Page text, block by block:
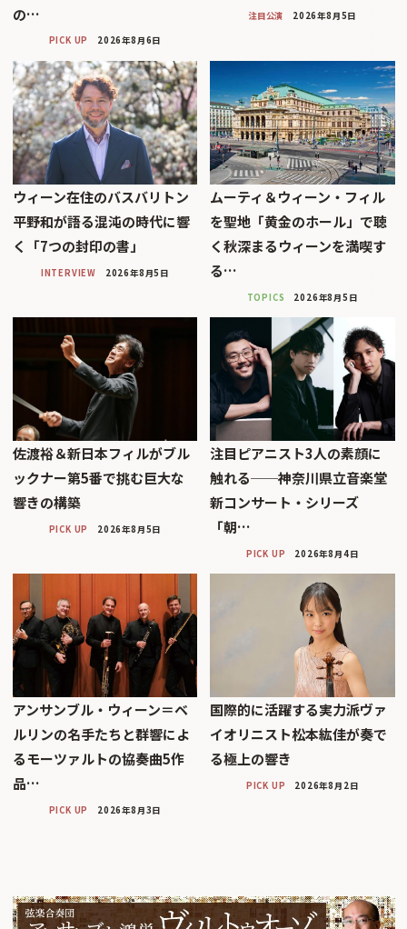
の…
PICK UP 2026年8月6日
注目公演 2026年8月5日
ウィーン在住のバスバリトン
平野和が語る混沌の時代に響
く「7つの封印の書」
INTERVIEW 2026年8月5日
ムーティ＆ウィーン・フィル
を聖地「黄金のホール」で聴
く秋深まるウィーンを満喫す
る…
TOPICS 2026年8月5日
佐渡裕＆新日本フィルがブル
ックナー第5番で挑む巨大な
響きの構築
PICK UP 2026年8月5日
注目ピアニスト3人の素顔に
触れる──神奈川県立音楽堂
新コンサート・シリーズ
「朝…
PICK UP 2026年8月4日
アンサンブル・ウィーン＝ベ
ルリンの名手たちと群響によ
るモーツァルトの協奏曲5作
品…
PICK UP 2026年8月3日
国際的に活躍する実力派ヴァ
イオリニスト松本紘佳が奏で
る極上の響き
PICK UP 2026年8月2日